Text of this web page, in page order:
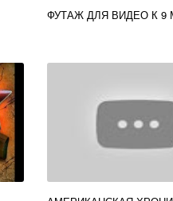
ФУТАЖ ДЛЯ ВИДЕО К 9